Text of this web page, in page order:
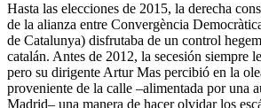
Hasta las elecciones de 2015, la derecha
de la alianza entre Convergència
de Catalunya) disfrutaba de un control
catalán. Antes de 2012, la secesión siempre
pero su dirigente Artur Mas percibió en la
proveniente de la calle –alimentada por una
Madrid– una manera de hacer olvidar los